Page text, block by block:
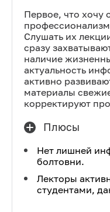
Первое, что хочу
Слушать их
сразу
наличие
актуальность
активно
материалы
корректируют
Плюсы
Нет лишней
болтовни.
Лекторы
студентами,